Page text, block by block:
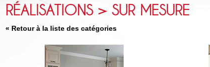
RÉALISATIONS > SUR MESURE
« Retour à la liste des catégories